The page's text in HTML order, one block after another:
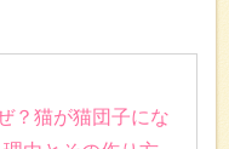
？猫が猫団子にな